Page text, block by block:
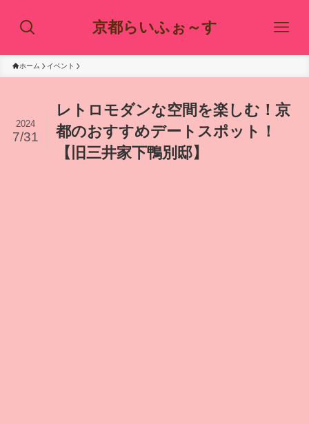
京都らいふぉ～す
ホーム イベント
レトロモダンな空間を楽しむ！京
都のおすすめデートスポット！
【旧三井家下鴨別邸】
2024
7/31